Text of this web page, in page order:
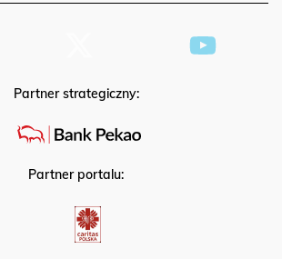
Partner strategiczny:
Partner portalu: